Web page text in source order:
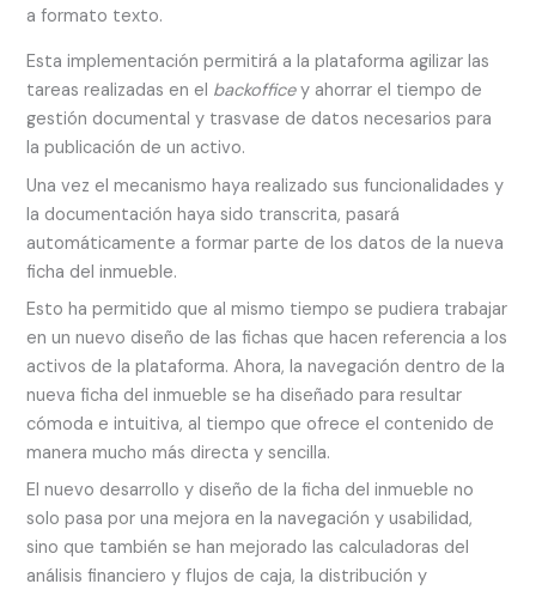
a formato texto.
Esta implementación permitirá a la plataforma agilizar las
tareas realizadas en el backofficey ahorrar el tiempo de
gestión documental y trasvase de datos necesarios para
la publicación de un activo.
Una vez el mecanismo haya realizado sus funcionalidades y
la documentación haya sido transcrita, pasará
automáticamente a formar parte de los datos de la nueva
ficha del inmueble.
Esto ha permitido que al mismo tiempo se pudiera trabajar
en un nuevo diseño de las fichas que hacen referencia a los
activos de la plataforma. Ahora, la navegación dentro de la
nueva ficha del inmueble se ha diseñado para resultar
cómoda e intuitiva, al tiempo que ofrece el contenido de
manera mucho más directa y sencilla.
El nuevo desarrollo y diseño de la ficha del inmueble no
solo pasa por una mejora en la navegación y usabilidad,
sino que también se han mejorado las calculadoras del
análisis financiero y flujos de caja, la distribución y